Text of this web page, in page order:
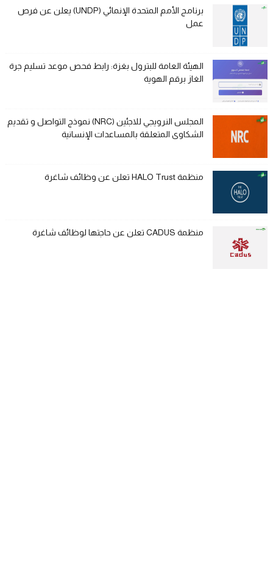
برنامج الأمم المتحدة الإنمائي (UNDP) يعلن عن فرص
عمل
الهيئة العامة للبترول بغزة: رابط فحص موعد تسليم جرة
الغاز برقم الهوية
المجلس النرويجي للاجئين (NRC) نموذج التواصل و تقديم
الشكاوى المتعلقة بالمساعدات الإنسانية
منظمة HALO Trust تعلن عن وظائف شاغرة
منظمة CADUS تعلن عن حاجتها لوظائف شاغرة